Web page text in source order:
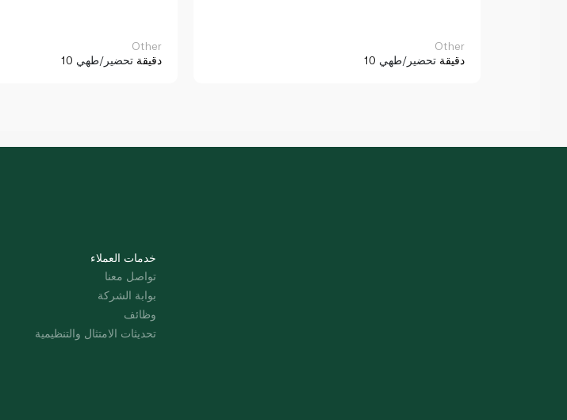
Other
10 دقيقة تحضير/طهي
Other
10 دقيقة تحضير/طهي
خدمات العملاء
تواصل معنا
بوابة الشركة
وظائف
تحديثات الامتثال والتنظيمية